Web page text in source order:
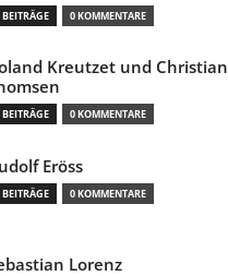
BEITRÄGE 0 KOMMENTARE
Kreutzet und Christian
BEITRÄGE 0 KOMMENTARE
Eröss
BEITRÄGE 0 KOMMENTARE
Lorenz